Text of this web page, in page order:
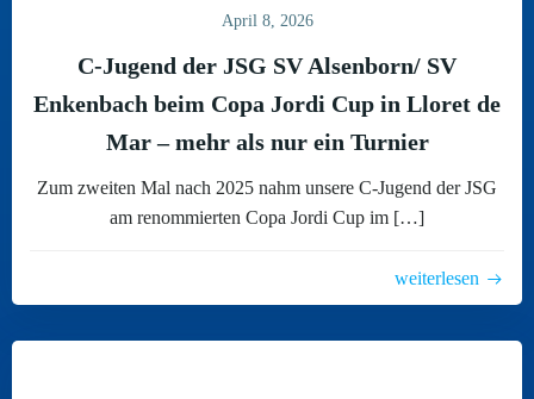
April 8, 2026
C-Jugend der JSG SV Alsenborn/ SV
Enkenbach beim Copa Jordi Cup in Lloret de
Mar – mehr als nur ein Turnier
Zum zweiten Mal nach 2025 nahm unsere C-Jugend der JSG
am renommierten Copa Jordi Cup im […]
weiterlesen